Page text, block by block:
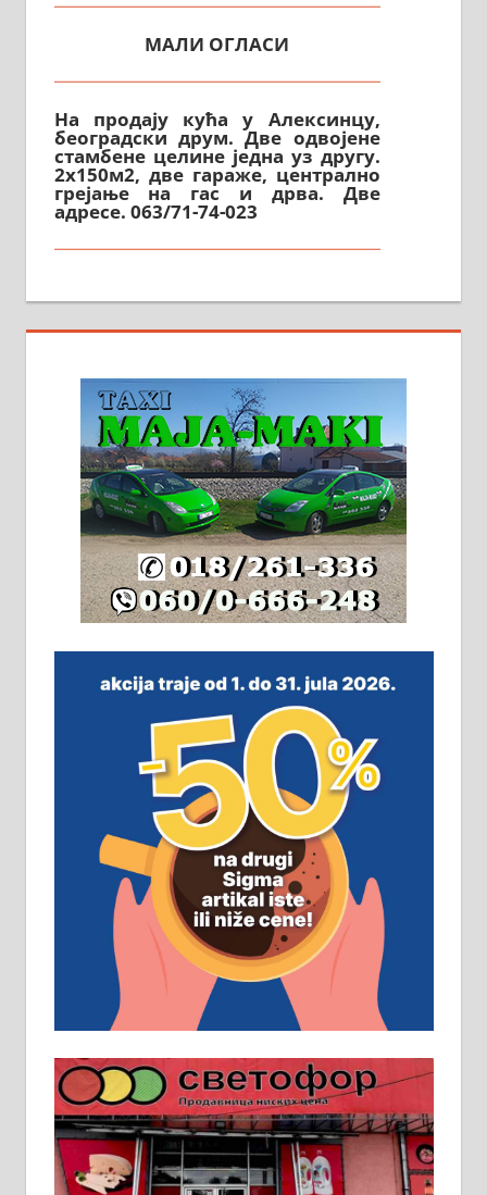
београдски друм. Две одвојене
стамбене целине једна уз другу.
2х150м2, две гараже, централно
грејање на гас и дрва. Две
адресе. 063/71-74-023
плацу површине око 7 ари.
На продају легализована, нова,
незавршена кућа површине 160
м2 са плацем од 8 ари у Зеленом
виру у Алексинцу. Могућа
замена. 064/21-63-584
ПОСЛОВНИ ОГЛАСИ
Рудник и флотација Рудник
помоћника рудара. Услови:
Основна школа, пожељно радно
искуство на истим и сличним
пословима, али не и неопходан
услов. Обезбеђен смештај,
превоз, исхрана. 032/57-41-122 –
локал 22
Пружам услуге завршних радова
у грађевини, хидроизолације и
молерских радова. 061/25-28-058
Ало таксију потребан возач са Б
категоријом. 064/02-85-511
стоваришту „Липа промет” у
Алексинцу. За више
информација доћи лично на
стовариште у улици Максима
Горког 26 сваког радног дана од
8 до 15 часова. 063/465-045